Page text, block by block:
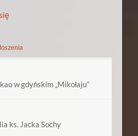
w gdyńskim „Mikołaju”
ks. Jacka Sochy